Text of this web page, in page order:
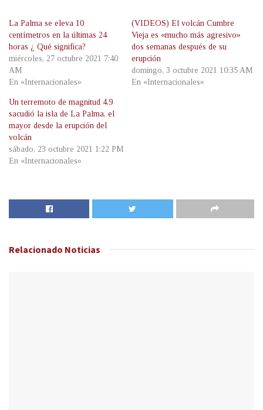
La Palma se eleva 10
centímetros en la últimas 24
horas ¿ Qué significa?
miércoles, 27 octubre 2021 7:40
AM
En «Internacionales»
(VIDEOS) El volcán Cumbre
Vieja es «mucho más agresivo»
dos semanas después de su
erupción
domingo, 3 octubre 2021 10:35 AM
En «Internacionales»
Un terremoto de magnitud 4,9
sacudió la isla de La Palma, el
mayor desde la erupción del
volcán
sábado, 23 octubre 2021 1:22 PM
En «Internacionales»
Relacionado Noticias